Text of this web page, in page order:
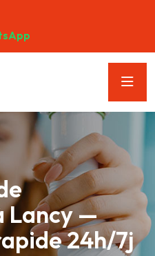
Lancy —
24h/7j